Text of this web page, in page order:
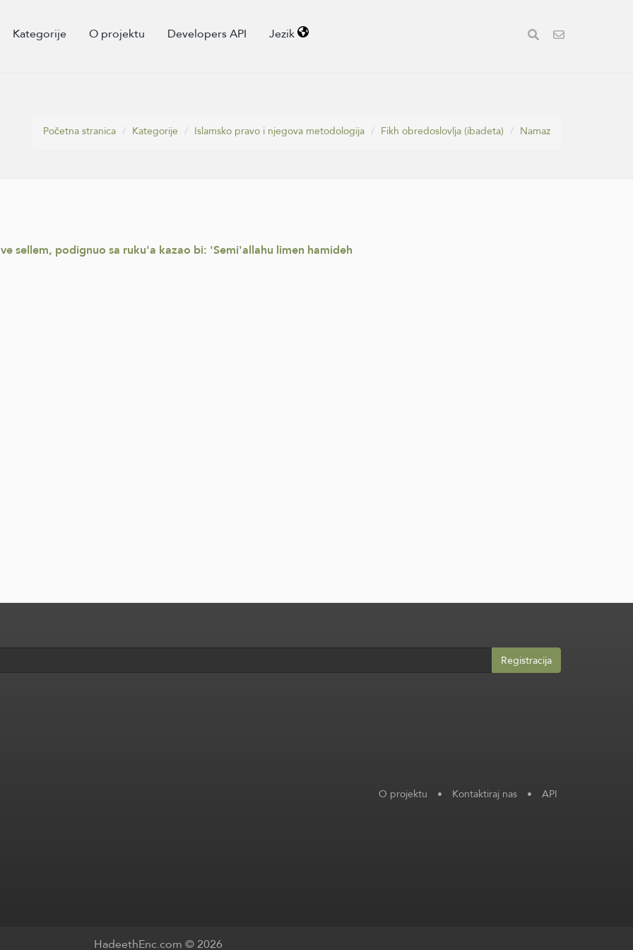
Kategorije O projektu Developers API Jezik
Početna stranica
Kategorije Islamsko pravo i njegova metodologija Fikh obredoslovlja (ibadeta) Namaz
sellem, podignuo sa ruku'a kazao bi: 'Semi'allahu limen hamideh
Registracija
O projektu • Kontaktiraj nas • API
HadeethEnc.com © 2026